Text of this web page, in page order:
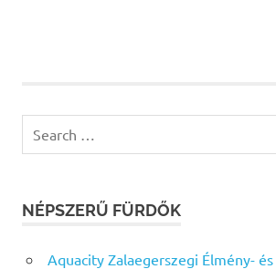
for:
NÉPSZERŰ FÜRDŐK
Aquacity Zalaegerszegi Élmény-